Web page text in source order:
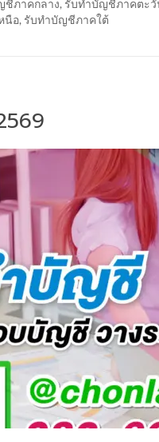
ชีภาคกลาง, รับทำบัญชีภาคตะ
นือ, รับทำบัญชีภาคใต้